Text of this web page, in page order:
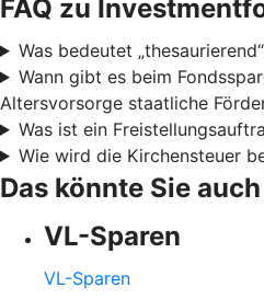
FAQ zu
Was bedeutet
Wann gibt es beim
Altersvorsorge staatliche
Was ist ein
Wie wird die Kirchensteuer
Das könnte Sie
VL-Sparen
VL-Sparen